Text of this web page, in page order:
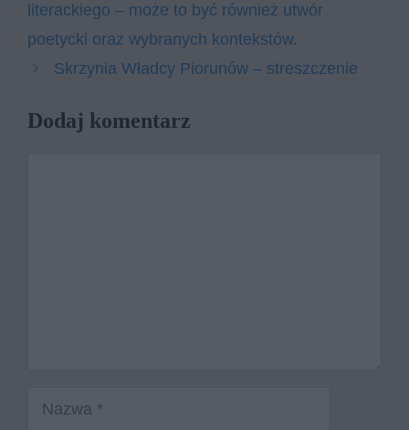
literackiego – może to być również utwór
poetycki oraz wybranych kontekstów.
Skrzynia Władcy Piorunów – streszczenie
Dodaj komentarz
Nazwa